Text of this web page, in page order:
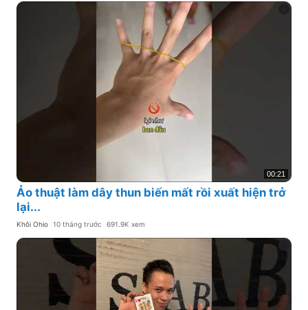
00:21
Ảo thuật làm dây thun biến mất rồi xuất hiện trở
lại...
Khôi Ohio 10 tháng trước 691.9K xem